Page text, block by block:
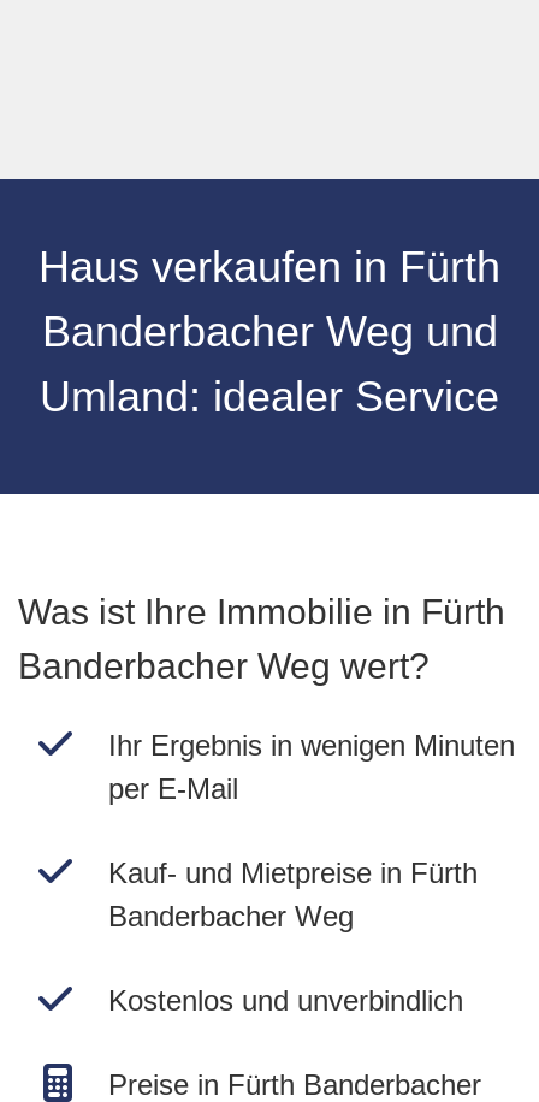
Haus verkaufen in Fürth
Banderbacher Weg und
Umland: idealer Service
Was ist Ihre Immobilie in Fürth
Banderbacher Weg wert?
Ihr Ergebnis in wenigen Minuten
per E-Mail
Kauf- und Mietpreise in Fürth
Banderbacher Weg
Kostenlos und unverbindlich
Preise in Fürth Banderbacher